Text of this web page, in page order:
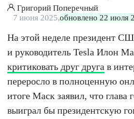
Григорий Поперечный
7 июня 2025,обновлено 22 июля
На этой неделе президент
и руководитель Tesla Илон
критиковать друг друга в
переросло в полноценную
итоге Маск заявил, что глава
выиграл бы президентскую